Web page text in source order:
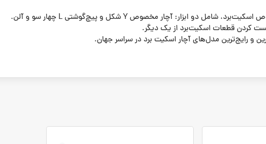
کردن قطعات اسکیت‌برد از یک دیگر.
و رایج‌ترین مدل‌های آچار اسکیت برد در سراسر جهان.